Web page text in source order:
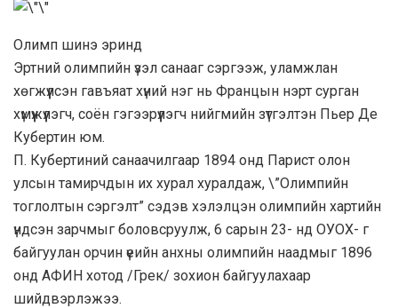
Олимп шинэ эринд
Эртний олимпийн үзэл санааг сэргээж, уламжлан
хөгжүүлсэн гавъяат хүний нэг нь Францын нэрт сурган
хүмүүжүүлэгч, соён гэгээрүүлэгч нийгмийн зүтгэлтэн Пьер Де
Кубертин юм.
П. Кубертиний санаачилгаар 1894 онд Парист олон
улсын тамирчдын их хурал хуралдаж, \”Олимпийн
тоглолтын сэргэлт” сэдэв хэлэлцэн олимпийн хартийн
үндсэн зарчмыг боловсруулж, 6 сарын 23- нд ОУОХ- г
байгуулан орчин үеийн анхны олимпийн наадмыг 1896
онд АФИН хотод /Грек/ зохион байгуулахаар
шийдвэрлэжээ.